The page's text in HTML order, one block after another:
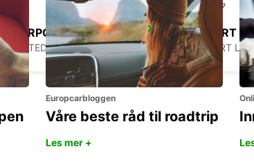
AIRPORT
FORT MYERS - UNITED STATES OF AMERICA
FORT
Europcarbloggen
Våre beste råd til roadtrip
Les mer +